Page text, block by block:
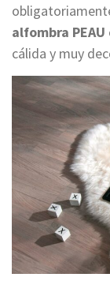
alfombra PEAU
cálida y muy